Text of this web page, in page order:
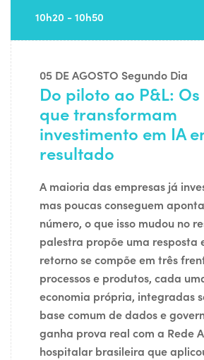
10h20 - 10h50
05 DE AGOSTO Segundo Dia
Do piloto ao P&L:
que transformam
investimento em IA
resultado
A maioria das empresas já
mas poucas conseguem
número, o que isso mudou no
palestra propõe uma resposta
retorno se compõe em três
processos e produtos, cada
economia própria, integradas
base comum de dados e
ganha prova real com a Rede
hospitalar brasileira que